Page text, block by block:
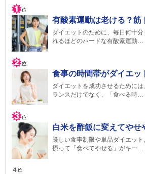
有酸素運動は老ける？筋
ダイエットのために、毎日何十
れるほどのハードな有酸素運動…
食事の時間帯がダイエッ
ダイエットを成功させるために
ランスだけでなく、「食べる時…
白米を酢飯に変えてやせ
厳しい食事制限や単品ダイエッ
摂って「食べてやせる」がキー…